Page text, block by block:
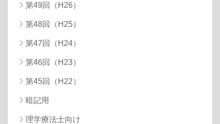
第49回（H26）
第48回（H25）
第47回（H24）
第46回（H23）
第45回（H22）
暗記用
理学療法士向け